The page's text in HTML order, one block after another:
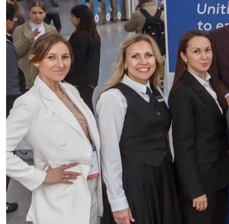
Зарубежные продажи
+86 10 85592980
доб. 818
cew@cewfair.com
Факс: +86 10 51654222 доб. 820
Мобильный: 13910010019
Сайт: cewgroup.cn